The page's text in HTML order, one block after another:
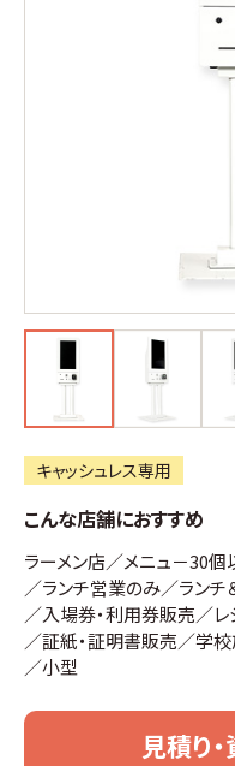
キャッシュレス専用
こんな店舗におすすめ
ラーメン店 メニュ－30個
ランチ営業のみ
ランチ
入場券・利用券販売
証紙・証明書販売
学
小型
見積り